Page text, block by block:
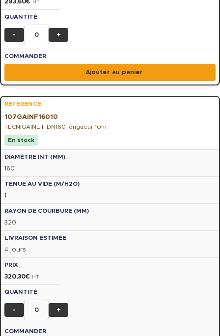
293,60€ HT
- +
Ajouter au panier
107GAINF16010
TECNIGAINE F DN160 longueur 10m
En stock
160
1
320
4 jours
320,30€ HT
- +